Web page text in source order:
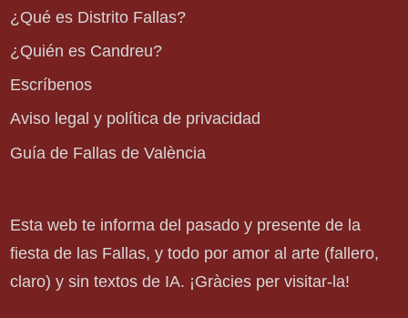
¿Qué es Distrito Fallas?
¿Quién es Candreu?
Escríbenos
Aviso legal y política de privacidad
Guía de Fallas de València
Esta web te informa del pasado y presente de la
fiesta de las Fallas, y todo por amor al arte (fallero,
claro) y sin textos de IA. ¡Gràcies per visitar-la!